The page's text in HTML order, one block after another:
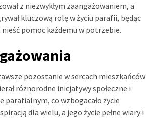
z niezwykłym zaangażowaniem, a
kluczową rolę w życiu parafii, będąc
pomoc każdemu w potrzebie.
pozostanie w sercach mieszkańców
różnorodne inicjatywy społeczne i
co wzbogacało życie
dla wielu, a jego życie pełne wiary i